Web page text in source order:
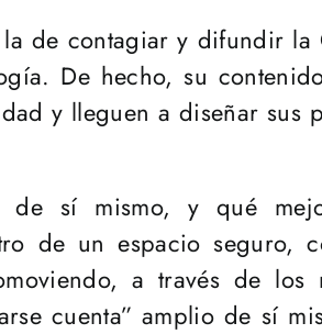
de contagiar y difundir la
De hecho, su
y lleguen a diseñar sus
de sí mismo, y qué
de un espacio seguro,
a través de los
cuenta” amplio de sí